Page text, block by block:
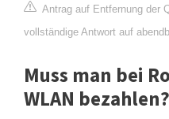
Antrag auf Entfernung der
vollständige Antwort auf
Muss man bei
WLAN bezahlen?